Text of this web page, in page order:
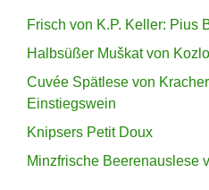
Frisch von K.P. Keller: Pius
Halbsüßer Muškat von
Cuvée Spätlese von
Einstiegswein
Knipsers Petit Doux
Minzfrische Beerenauslese